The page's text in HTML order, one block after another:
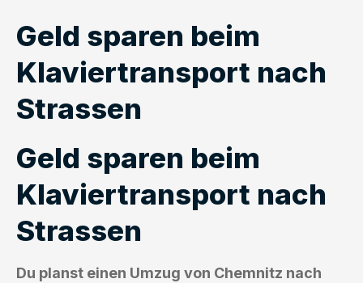
Geld sparen beim
Klaviertransport nach
Strassen
Geld sparen beim
Klaviertransport nach
Strassen
Du planst einen Umzug von Chemnitz nach